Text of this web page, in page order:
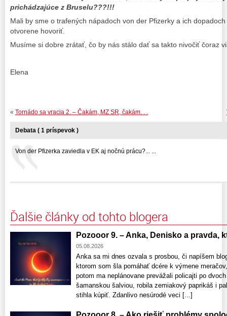
prichádzajúce z Bruselu???!!!
Mali by sme o trafených nápadoch von der Pfizerky a ich
otvorene hovoriť.
Musíme si dobre zrátať, čo by nás stálo dať sa takto nivočiť čoraz
Elena
« Tornádo sa vracia 2. – Čakám, MZ SR, čakám. . .
Debata ( 1 príspevok )
Von der Pfizerka zaviedla v EK aj nočnú prácu?... ...
Ďalšie články od tohto blogera
Pozooor 9. – Anka, Denisko a pravda,
05.08.2026
Anka sa mi dnes ozvala s prosbou, či napíšem
ktorom som šla pomáhať dcére k výmene
potom ma neplánovane prevážali policajti po
šamanskou šalviou, robila zemiakový paprikáš i
stihla kúpiť. Zdanlivo nesúrodé veci [...]